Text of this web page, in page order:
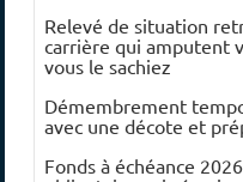
Relevé de situation
carrière qui amputent
vous le sachiez
Démembrement
avec une décote et
Fonds à échéance